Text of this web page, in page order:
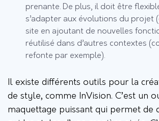
prenante. De plus, il doit être
s’adapter aux évolutions du projet
site en ajoutant de nouvelles
réutilisé dans d’autres contextes
refonte par exemple).
Il existe différents outils pour la
de style, comme InVision. C’est un
maquettage puissant qui permet de